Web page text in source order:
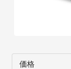
価格